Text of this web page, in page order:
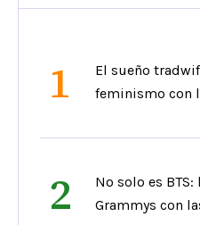
1
El sueño
feminismo con
2
No solo es
Grammys con